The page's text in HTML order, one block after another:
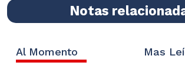
Notas
Al Momento Mas